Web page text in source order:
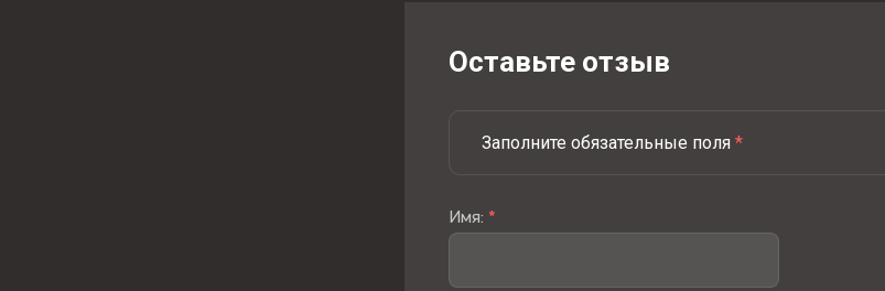
Оставьте отзыв
Заполните обязательные поля *
Имя: *